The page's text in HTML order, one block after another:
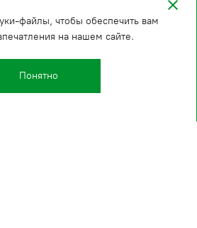
файлы, чтобы обеспечить вам
на нашем сайте.
Понятно